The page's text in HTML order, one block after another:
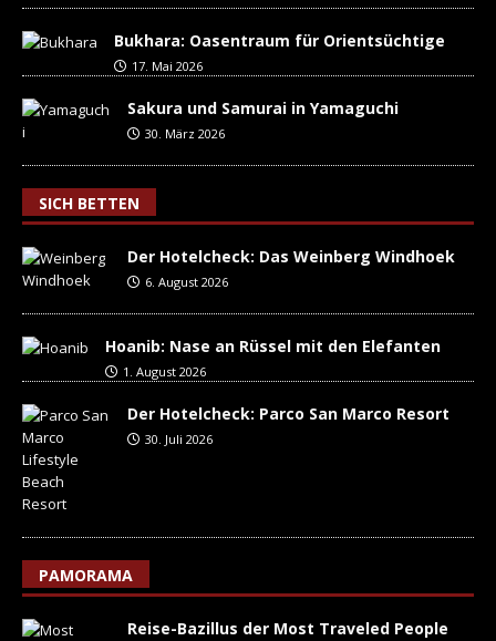
Bukhara: Oasentraum für Orientsüchtige
17. Mai 2026
Sakura und Samurai in Yamaguchi
30. März 2026
SICH BETTEN
Der Hotelcheck: Das Weinberg Windhoek
6. August 2026
Hoanib: Nase an Rüssel mit den Elefanten
1. August 2026
Der Hotelcheck: Parco San Marco Resort
30. Juli 2026
PAMORAMA
Reise-Bazillus der Most Traveled People